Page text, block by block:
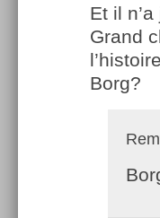
Et il
Grand
Borg?